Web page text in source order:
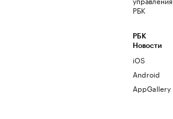
РБК
РБК
Новости
iOS
Android
AppGallery